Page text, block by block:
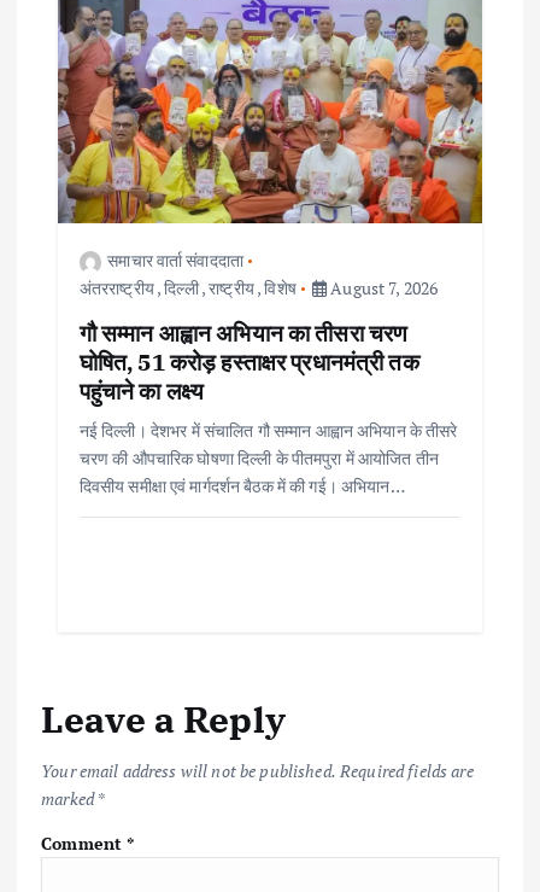
समाचार वार्ता संवाददाता
अंतरराष्ट्रीय,दिल्ली,राष्ट्रीय,विशेष August 7, 2026
गौ सम्मान आह्वान अभियान का तीसरा चरण
घोषित, 51 करोड़ हस्ताक्षर प्रधानमंत्री तक
पहुंचाने का लक्ष्य
नई दिल्ली। देशभर में संचालित गौ सम्मान आह्वान अभियान के तीसरे
चरण की औपचारिक घोषणा दिल्ली के पीतमपुरा में आयोजित तीन
दिवसीय समीक्षा एवं मार्गदर्शन बैठक में की गई। अभियान…
Leave a Reply
Your email address will not be published. Required fields are
marked*
Comment*